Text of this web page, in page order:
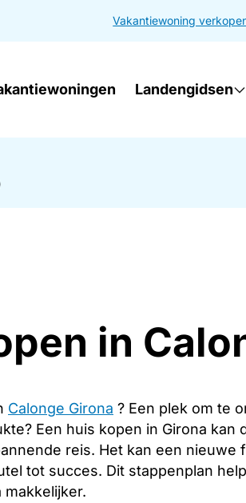
Vakantiewoning
Landengidsen
in
Calonge Girona ? Een plek om te
Een huis kopen in Girona
reis. Het kan een nieuwe
tot succes. Dit stappenplan
makkelijker.